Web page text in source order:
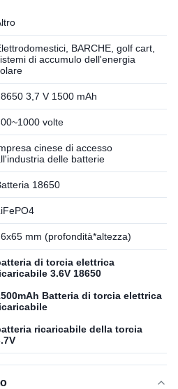
BARCHE, golf cart,
di accumulo dell'energia
3,7 V 1500 mAh
volte
cinese di accesso
delle batterie
18650
mm (profondità*altezza)
di torcia elettrica
3.6V 18650
Batteria di torcia elettrica
ricaricabile della torcia